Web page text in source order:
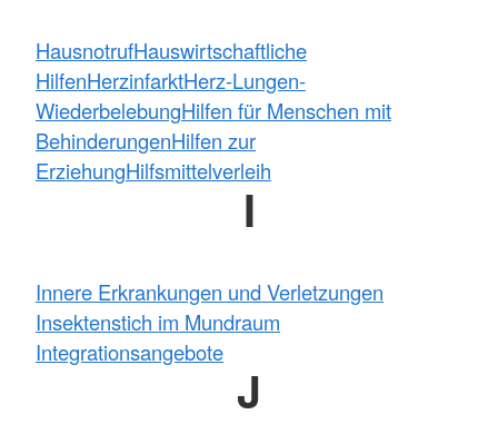
HausnotrufHauswirtschaftliche
HilfenHerzinfarktHerz-Lungen-
WiederbelebungHilfen für Menschen mit
BehinderungenHilfen zur
ErziehungHilfsmittelverleih
I
Innere Erkrankungen und Verletzungen
Insektenstich im Mundraum
Integrationsangebote
J